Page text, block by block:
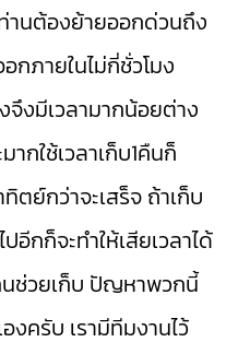
านต้องย้ายออกด่วนถึง
กภายในไม่กี่ชั่วโมง
จึงมีเวลามากน้อยต่าง
ากใช้เวลาเก็บ1คืนก็
ตย์กว่าจะเสร็จ ถ้าเก็บ
กก็จะทำให้เสียเวลาได้
นช่วยเก็บ ปัญหาพวกนี้
งครับ เรามีทีมงานไว้